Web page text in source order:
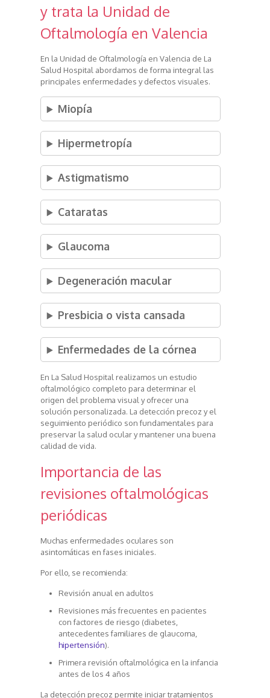
y trata la Unidad de
Oftalmología en Valencia
En la Unidad de Oftalmología en Valencia de La
Salud Hospital abordamos de forma integral las
principales enfermedades y defectos visuales.
Miopía
Hipermetropía
Astigmatismo
Cataratas
Glaucoma
Degeneración macular
Presbicia o vista cansada
Enfermedades de la córnea
En La Salud Hospital realizamos un estudio
oftalmológico completo para determinar el
origen del problema visual y ofrecer una
solución personalizada. La detección precoz y el
seguimiento periódico son fundamentales para
preservar la salud ocular y mantener una buena
calidad de vida.
Importancia de las
revisiones oftalmológicas
periódicas
Muchas enfermedades oculares son
asintomáticas en fases iniciales.
Por ello, se recomienda:
Revisión anual en adultos
Revisiones más frecuentes en pacientes
con factores de riesgo (diabetes,
antecedentes familiares de glaucoma,
hipertensión).
Primera revisión oftalmológica en la infancia
antes de los 4 años
La detección precoz permite iniciar tratamientos